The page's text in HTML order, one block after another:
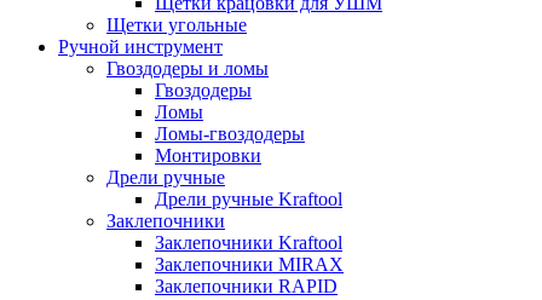
Щетки угольные
Ручной инструмент
Гвоздодеры и ломы
Гвоздодеры
Ломы
Ломы-гвоздодеры
Монтировки
Дрели ручные
Дрели ручные Kraftool
Заклепочники
Заклепочники Kraftool
Заклепочники MIRAX
Заклепочники RAPID